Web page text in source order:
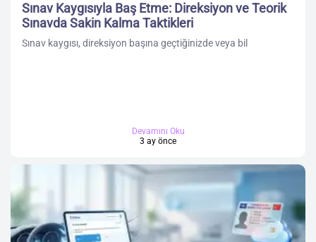
Sınav Kaygısıyla Baş Etme: Direksiyon ve Teorik
Sınavda Sakin Kalma Taktikleri
Sınav kaygısı, direksiyon başına geçtiğinizde veya bil
Devamını Oku
3 ay önce